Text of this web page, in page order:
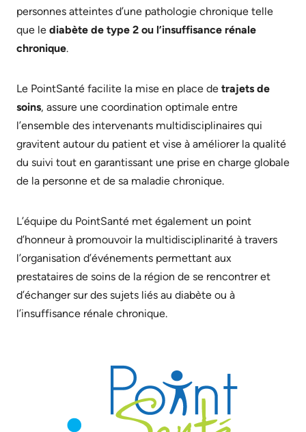
personnes atteintes d’une pathologie chronique telle
que le diabète de type 2 ou l’insuffisance rénale
chronique.
Le PointSanté facilite la mise en place de trajets de
soins, assure une coordination optimale entre
l’ensemble des intervenants multidisciplinaires qui
gravitent autour du patient et vise à améliorer la qualité
du suivi tout en garantissant une prise en charge globale
de la personne et de sa maladie chronique.
L’équipe du PointSanté met également un point
d’honneur à promouvoir la multidisciplinarité à travers
l’organisation d’événements permettant aux
prestataires de soins de la région de se rencontrer et
d’échanger sur des sujets liés au diabète ou à
l’insuffisance rénale chronique.